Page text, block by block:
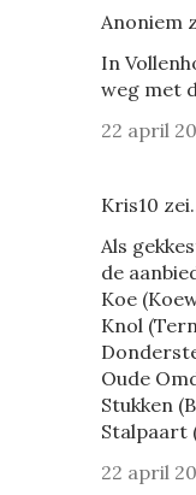
Anoniem
In
weg met
22 april
Kris10
Als
de
Koe
Knol
Oude
Stukken
Stalpaart
22 april